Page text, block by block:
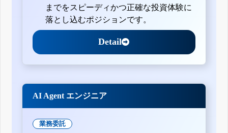
までをスピーディかつ正確な投資体験に
落とし込むポジションです。
Detail
AI Agent エンジニア
業務委託